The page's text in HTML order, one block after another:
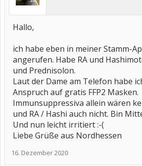
Hallo,
ich habe eben in meiner Stamm-
angerufen. Habe RA und
und Prednisolon.
Laut der Dame am Telefon habe
Anspruch auf gratis FFP2 Masken.
Immunsuppressiva allein wären
und RA / Hashi auch nicht. Bin
Und nun leicht irritiert :-(
Liebe Grüße aus Nordhessen
16. Dezember 2020